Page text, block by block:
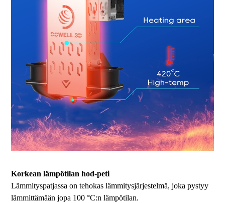
Korkean lämpötilan hod-peti
Lämmityspatjassa on tehokas lämmitysjärjestelmä, joka pystyy
lämmittämään jopa 100 °C:n lämpötilan.